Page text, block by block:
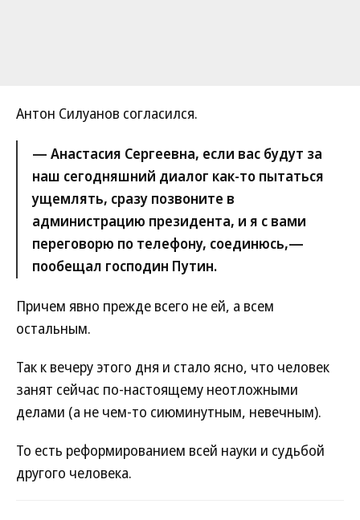
Антон Силуанов согласился.
— Анастасия Сергеевна, если вас будут за
наш сегодняшний диалог как-то пытаться
ущемлять, сразу позвоните в
администрацию президента, и я с вами
переговорю по телефону, соединюсь,—
пообещал господин Путин.
Причем явно прежде всего не ей, а всем
остальным.
Так к вечеру этого дня и стало ясно, что человек
занят сейчас по-настоящему неотложными
делами (а не чем-то сиюминутным, невечным).
То есть реформированием всей науки и судьбой
другого человека.